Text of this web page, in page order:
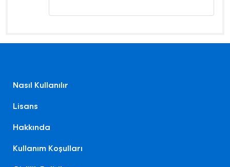
Nasıl Kullanılır
Lisans
Hakkında
Kullanım Koşulları